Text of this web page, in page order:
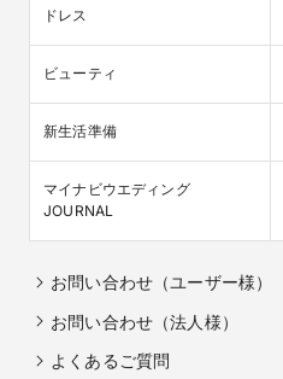
ドレス
ビューティ
新生活準備
マイナビウエディング
JOURNAL
お問い合わせ（ユーザー様）
お問い合わせ（法人様）
よくあるご質問